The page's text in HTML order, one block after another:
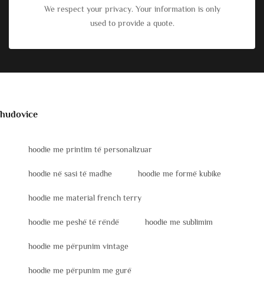
We respect your privacy. Your information is only
used to provide a quote.
hudovice
hoodie me printim të personalizuar
hoodie në sasi të madhe hoodie me formë kubike
hoodie me material french terry
hoodie me peshë të rëndë hoodie me sublimim
hoodie me përpunim vintage
hoodie me përpunim me gurë